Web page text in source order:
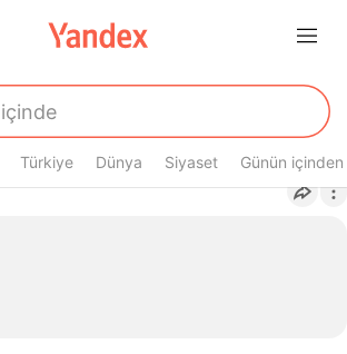
Türkiye Dünya Siyaset Günün içinden